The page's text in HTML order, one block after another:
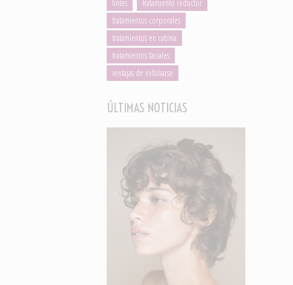
tintes
tratamiento reductor
tratamientos corporales
tratamientos en cabina
tratamientos faciales
ventajas de exfoliarse
ÚLTIMAS NOTICIAS